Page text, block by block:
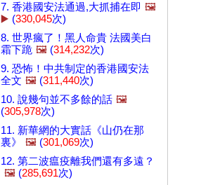
7. 香港國安法通過,大抓捕在即 🖼️
▶️ (330,045次)
8. 世界瘋了！黑人命貴 法國美白
霜下跪 🖼️ (314,232次)
9. 恐怖！中共制定的香港國安法
全文 🖼️ (311,440次)
10. 說幾句並不多餘的話 🖼️
(305,978次)
11. 新華網的大實話《山仍在那
裏》
🖼️ (301,069次)
12. 第二波瘟疫離我們還有多遠？
🖼️ (285,691次)